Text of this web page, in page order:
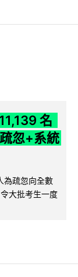
名
忽+系統
為疏忽向全數
大批考生一度